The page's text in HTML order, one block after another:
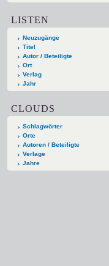
LISTEN
Neuzugänge
Titel
Autor / Beteiligte
Ort
Verlag
Jahr
CLOUDS
Schlagwörter
Orte
Autoren / Beteiligte
Verlage
Jahre